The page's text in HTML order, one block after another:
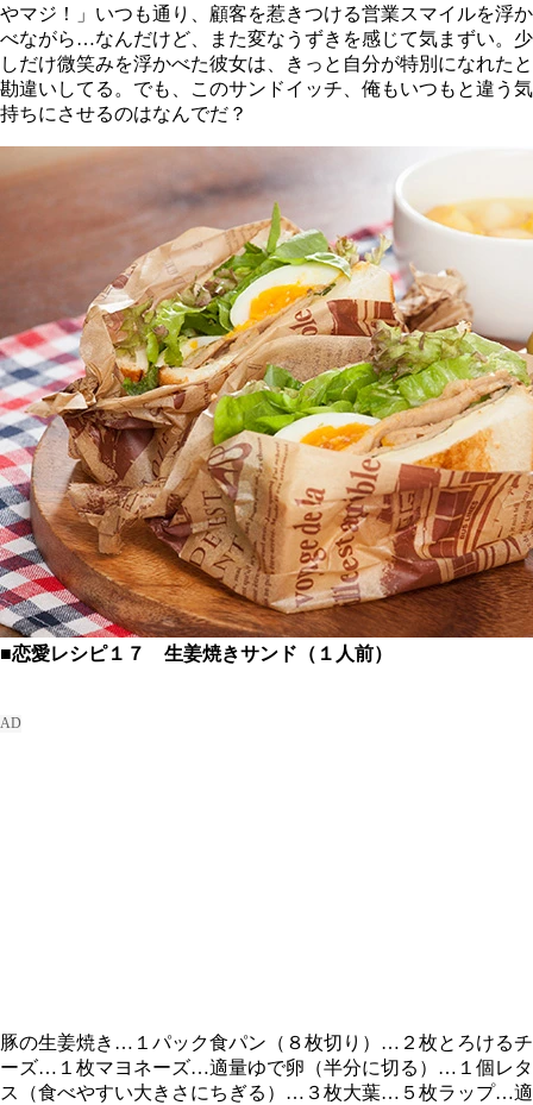
やマジ！」いつも通り、顧客を惹きつける営業スマイルを浮か
べながら…なんだけど、また変なうずきを感じて気まずい。少
しだけ微笑みを浮かべた彼女は、きっと自分が特別になれたと
勘違いしてる。でも、このサンドイッチ、俺もいつもと違う気
持ちにさせるのはなんでだ？
■恋愛レシピ１７ 生姜焼きサンド（１人前）
豚の生姜焼き…１パック食パン（８枚切り）…２枚とろけるチ
ーズ…１枚マヨネーズ…適量ゆで卵（半分に切る）…１個レタ
ス（食べやすい大きさにちぎる）…３枚大葉…５枚ラップ…適